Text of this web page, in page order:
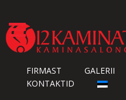

FIRMAST GALERII
KONTAKTID